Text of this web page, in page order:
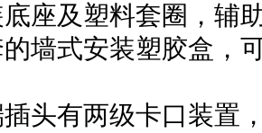
座及塑料套圈，辅
墙式安装塑胶盒，
头有两级卡口装置